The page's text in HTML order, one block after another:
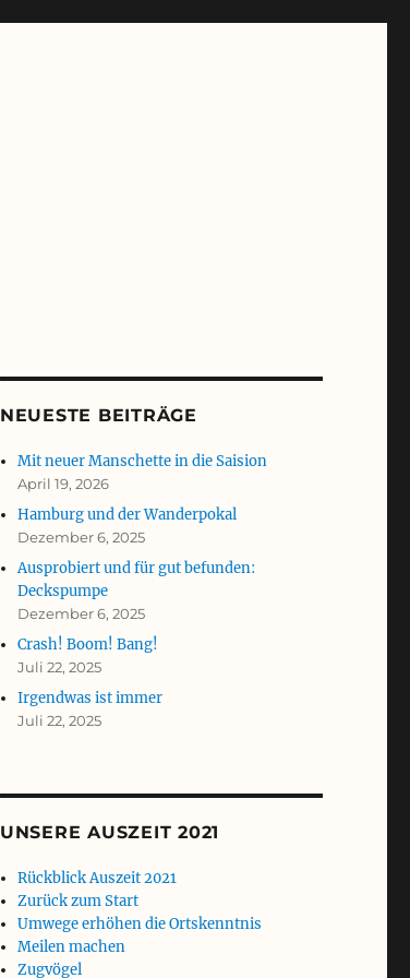
NEUESTE BEITRÄGE
Mit neuer Manschette in die Saision
April 19, 2026
Hamburg und der Wanderpokal
Dezember 6, 2025
Ausprobiert und für gut befunden:
Deckspumpe
Dezember 6, 2025
Crash! Boom! Bang!
Juli 22, 2025
Irgendwas ist immer
Juli 22, 2025
UNSERE AUSZEIT 2021
Rückblick Auszeit 2021
Zurück zum Start
Umwege erhöhen die Ortskenntnis
Meilen machen
Zugvögel